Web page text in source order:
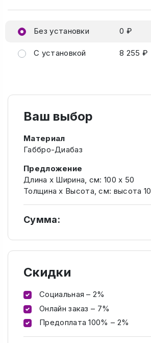
Без установки 0 ₽
С установкой 8 255 ₽
Ваш выбор
Материал
Габбро-Диабаз
Предложение
Длина х Ширина, см: 100 х 50
Толщина х Высота, см: высота 10
Сумма:
Скидки
Социальная – 2%
Онлайн заказ – 7%
Предоплата 100% – 2%